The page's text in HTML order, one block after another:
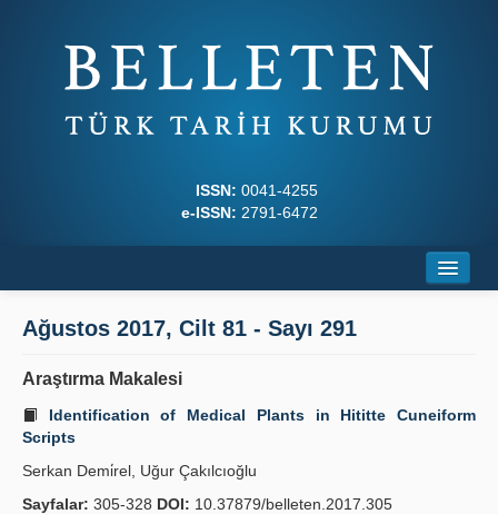
ISSN: 0041-4255
e-ISSN: 2791-6472
Dergi Kurulları
Yazım Kuralları
Ağustos 2017, Cilt 81 - Sayı 291
Araştırma Makalesi
Identification of Medical Plants in Hititte Cuneiform
Scripts
Serkan Demi̇rel, Uğur Çakılcıoğlu
Sayfalar: 305-328 DOI: 10.37879/belleten.2017.305